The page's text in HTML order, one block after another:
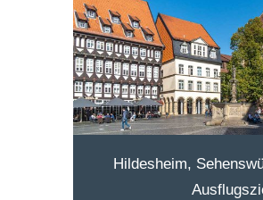
Hildesheim,